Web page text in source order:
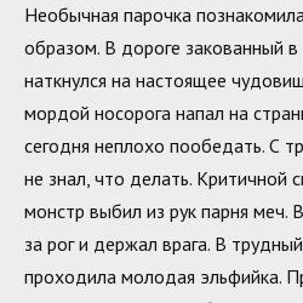
Необычная парочка
образом. В дороге закованный
наткнулся на настоящее
мордой носорога напал на
сегодня неплохо пообедать. С
не знал, что делать. Критичной
монстр выбил из рук парня меч.
за рог и держал врага. В
проходила молодая эльфийка.